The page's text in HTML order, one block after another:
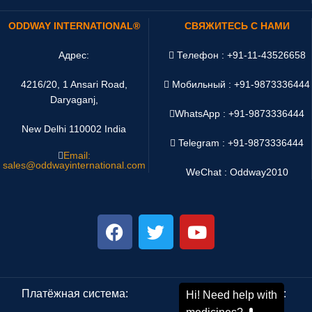
ODDWAY INTERNATIONAL®
Адрес:
4216/20, 1 Ansari Road,
Daryaganj,
New Delhi 110002 India
Email:
sales@oddwayinternational.com
СВЯЖИТЕСЬ С НАМИ
Телефон : +91-11-43526658
Мобильный : +91-9873336444
WhatsApp :+91-9873336444
Telegram : +91-9873336444
WeChat : Oddway2010
Платёжная система: Система доставки: